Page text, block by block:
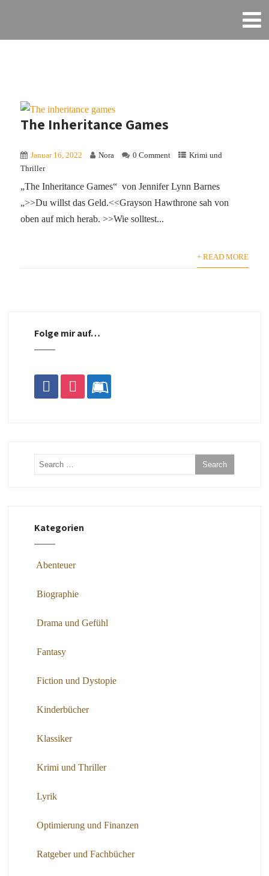
The Inheritance Games
Januar 16, 2022 Nora 0 Comment
Krimi und
Thriller
„The Inheritance Games“ von Jennifer Lynn Barnes
„>>Du willst das Geld.<<Grayson Hawthrone sah von
oben auf mich herab. >>Wie solltest...
+ READ MORE
Folge mir auf…
facebookinstagramleanpub
Kategorien
Abenteuer
Biographie
Drama und Gefühl
Fantasy
Fiction und Dystopie
Kinderbücher
Klassiker
Krimi und Thriller
Lyrik
Optimierung und Finanzen
Ratgeber und Fachbücher